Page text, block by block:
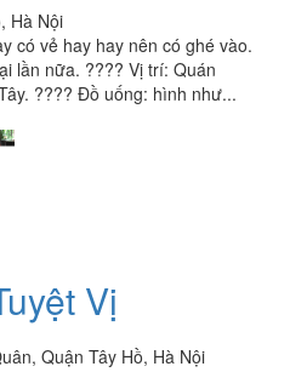
Hà Nội
có vẻ hay hay nên có ghé vào.
lần nữa. ???? Vị trí: Quán
???? Đồ uống: hình như...
Vị
Quận Tây Hồ, Hà Nội